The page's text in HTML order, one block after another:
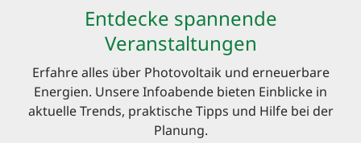
Entdecke spannende
Veranstaltungen
Erfahre alles über Photovoltaik und erneuerbare
Energien. Unsere Infoabende bieten Einblicke in
aktuelle Trends, praktische Tipps und Hilfe bei der
Planung.